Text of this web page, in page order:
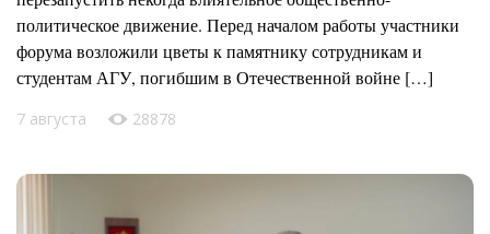
политическое движение. Перед началом работы участники
форума возложили цветы к памятнику сотрудникам и
студентам АГУ, погибшим в Отечественной войне […]
7 августа 28878